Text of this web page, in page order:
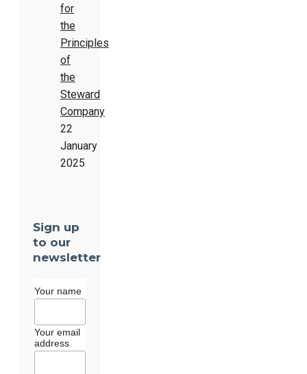
for
the
Principles
of
the
Steward
Company
22
January
2025
Sign up
to our
newsletter
Your name
Your email
address